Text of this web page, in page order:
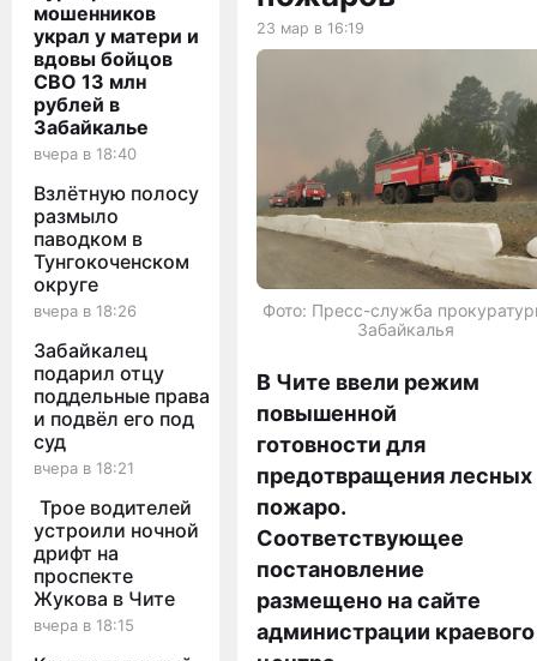
мошенников
украл у матери и
вдовы бойцов
СВО 13 млн
рублей в
Забайкалье
вчера в 18:40
Взлётную полосу
размыло
паводком в
Тунгокоченском
округе
вчера в 18:26
Забайкалец
подарил отцу
поддельные права
и подвёл его под
суд
вчера в 18:21
Трое водителей
устроили ночной
дрифт на
проспекте
Жукова в Чите
вчера в 18:15
23 мар в 16:19
Фото: Пресс-служба
Забайкалья
В Чите ввели режим
повышенной
готовности для
предотвращения лесных
пожаро.
Соответствующее
постановление
размещено на сайте
администрации краевого